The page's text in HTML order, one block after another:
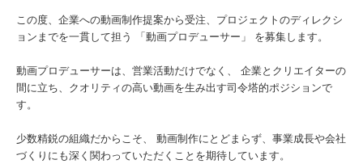
この度、企業への動画制作提案から受注、プロジェクトのディレクシ
ョンまでを一貫して担う 「動画プロデューサー」 を募集します。
動画プロデューサーは、営業活動だけでなく、 企業とクリエイターの
間に立ち、クオリティの高い動画を生み出す司令塔的ポジションで
す。
少数精鋭の組織だからこそ、 動画制作にとどまらず、事業成長や会社
づくりにも深く関わっていただくことを期待しています。